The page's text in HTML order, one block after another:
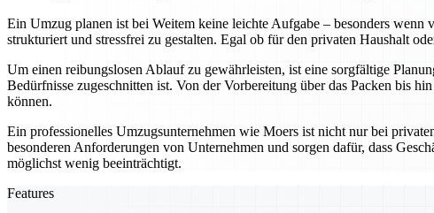
Ein Umzug planen ist bei Weitem keine leichte Aufgabe – besonders
strukturiert und stressfrei zu gestalten. Egal ob für den privaten Haushalt
Um einen reibungslosen Ablauf zu gewährleisten, ist eine sorgfältige
Bedürfnisse zugeschnitten ist. Von der Vorbereitung über das Packen bis
können.
Ein professionelles Umzugsunternehmen wie Moers ist nicht nur bei
besonderen Anforderungen von Unternehmen und sorgen dafür, dass
möglichst wenig beeinträchtigt.
Features